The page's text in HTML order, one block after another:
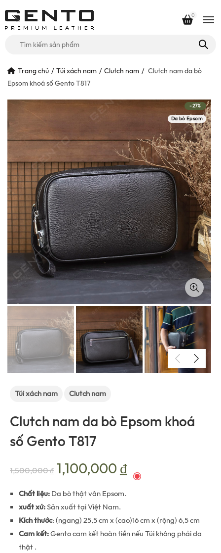
cho:
0
Trang chủ Túi xách nam Clutch nam
Clutch nam da bò
Epsom khoá số Gento T817
-27%
Da bò Epsom
Túi xách nam Clutch nam
Clutch nam da bò Epsom khoá
số Gento T817
1,500,000₫ Giá
gốc
là:
1,500,000 ₫.
1,100,000₫Giá
tại
là:
Chất liệu:Da bò thật vân Epsom.
xuất xứ:Sản xuất tại Việt Nam.
Kích thước: (ngang) 25,5 cm x (cao)16 cm x (rộng) 6,5 cm
Cam kết:Gento cam kết hoàn tiền nếu Túi không phải da
thật .